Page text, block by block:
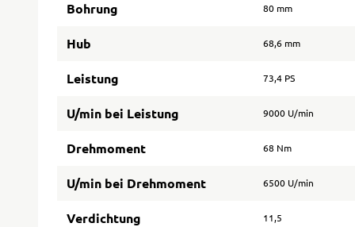
Bohrung 80 mm
Hub 68,6 mm
Leistung 73,4 PS
U/min bei Leistung 9000 U/min
Drehmoment 68 Nm
U/min bei Drehmoment 6500 U/min
Verdichtung 11,5